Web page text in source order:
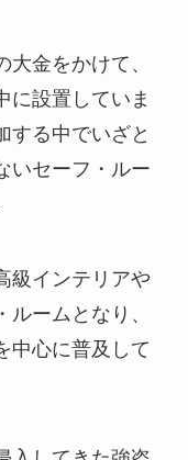
金をかけて、
に設置していま
する中でいざと
いセーフ・ルー
級インテリアや
ームとなり、
中心に普及して